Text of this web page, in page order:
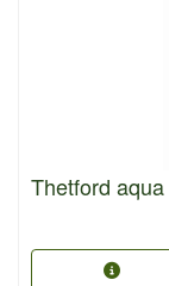
Thetford